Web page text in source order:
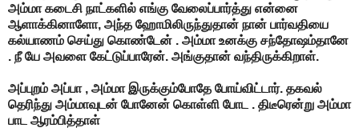
அம்மா கடைசி நாட்களில் எங்கு வேலைப்பார்த்து என்னை
ஆளாக்கினாளோ, அந்த ஹோமிலிருந்துதான் நான் பார்வதியை
கல்யாணம் செய்து கொண்டேன் . அம்மா உனக்கு சந்தோஷம்தானே
. நீ யே அவளை கேட்டுப்பாரேன். அங்குதான் வந்திருக்கிறாள்.
அப்புறம் அப்பா , அம்மா இருக்கும்போதே போய்விட்டார். தகவல்
தெரிந்து அம்மாவுடன் போனேன் கொள்ளி போட . திடீரென்று அம்மா
பாட ஆரம்பித்தாள்